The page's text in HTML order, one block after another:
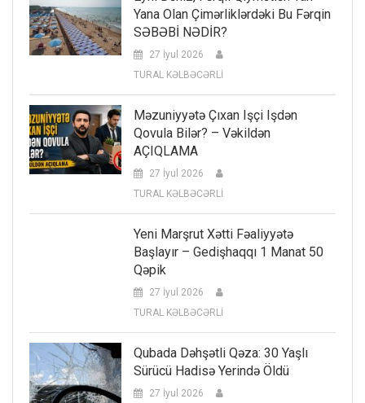
Yana Olan Çimərliklərdəki Bu Fərqin
SƏBƏBİ NƏDİR?
27 İyul 2026
TURAL KƏLBƏCƏRLİ
Məzuniyyətə Çıxan Işçi Işdən
Qovula Bilər? – Vəkildən
AÇIQLAMA
27 İyul 2026
TURAL KƏLBƏCƏRLİ
Yeni Marşrut Xətti Fəaliyyətə
Başlayır – Gedişhaqqı 1 Manat 50
Qəpik
27 İyul 2026
TURAL KƏLBƏCƏRLİ
Qubada Dəhşətli Qəza: 30 Yaşlı
Sürücü Hadisə Yerində Öldü
27 İyul 2026